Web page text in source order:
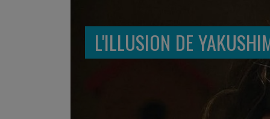
L'ILLUSION DE